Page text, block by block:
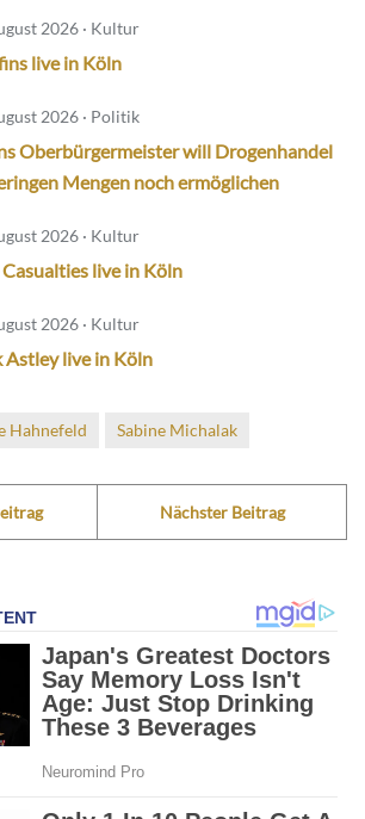
2026 · Kultur
live in Köln
2026 · Politik
Oberbürgermeister will Drogenhandel
Mengen noch ermöglichen
2026 · Kultur
Casualties live in Köln
2026 · Kultur
Astley live in Köln
Hahnefeld Sabine Michalak
Nächster Beitrag